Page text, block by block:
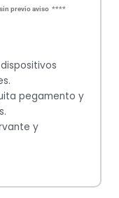
previo aviso ****
pegamento y
y